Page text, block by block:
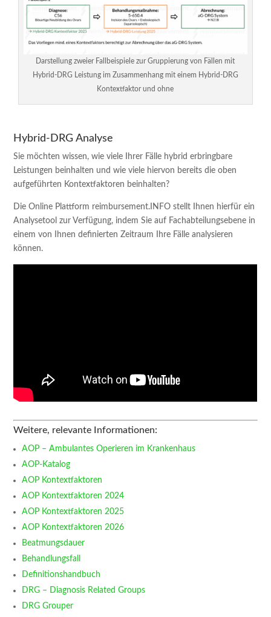
Darstellung zweier Fallbeispiele zur Gruppierung von Fällen mit
Hybrid-DRG Leistung im Zusammenhang mit einem Hybrid-DRG
Kontextfaktor und ohne
Hybrid-DRG Analyse
Sie möchten wissen, wie viele Ihrer Fälle hybrid erbringbare
Leistungen beinhalten und wie viele hiervon bereits die oben
aufgeführten Kontextfaktoren beinhalten?
Die Online Plattform reimbursement.INFO stellt Ihnen hierfür ein
Analysetool zur Verfügung, indem Sie auf Fachabteilungsebene in
einem von Ihnen definierten Zeitraum Ihre Fälle analysieren
können.
Weitere, relevante Informationen:
AOP – Ambulantes Operieren im Krankenhaus
AOP-Katalog
AOP Kontextfaktoren
AOP Kontextfaktoren 2024
AOP Kontextfaktoren 2025
AOP Kontextfaktoren 2026
Beatmungsdauer
Behandlungsfall
Definitionshandbuch
DRG – Diagnosis Related Groups
DRG Grouper